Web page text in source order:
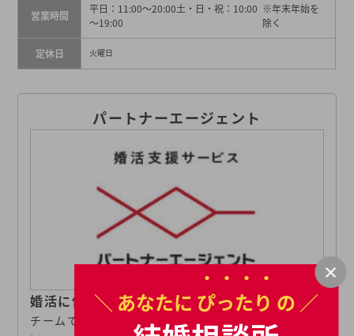
営業時間
平日：11:00～20:00土・日・祝：10:00
～19:00
※年末年始を
除く
定休日 火曜日
パートナーエージェント
婚活に伴走する専任コンシェルジュ
チームで話し合うから、ベストカップルが生まれやす
＼ あなたに ぴったり の ／